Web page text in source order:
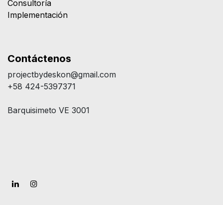
Consultoría
Implementación
Contáctenos
projectbydeskon@gmail.com
+58 424-5397371
Barquisimeto VE 3001